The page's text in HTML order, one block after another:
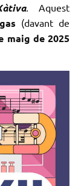
. Aquest
(davant de
maig de 2025